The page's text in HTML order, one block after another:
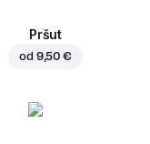
Pršut
od 9,50 €